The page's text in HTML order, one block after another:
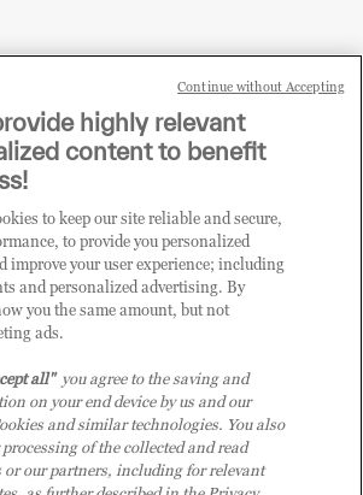
di tecnologia e desideri acquistare
o le soluzioni trattate sul blog?
QUI E DIVENTA
TD SYNNEX
highly relevant
content to benefit
to keep our site reliable and secure,
to provide you personalized
improve your user experience; including
and personalized advertising. By
you the same amount, but not
ads.
all"you agree to the saving and
on your end device by us and our
and similar technologies. You also
of the collected and read
or our partners, including for relevant
Continue without Accepting